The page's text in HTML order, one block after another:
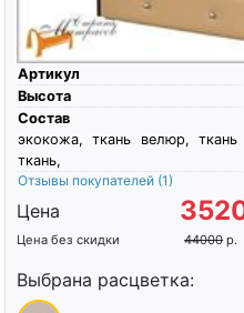
Артикул
Высота
Состав
экокожа, ткань велюр,
ткань,
Отзывы покупателей (1)
Цена
Цена без скидки 44000 р.
Выбрана расцветка: